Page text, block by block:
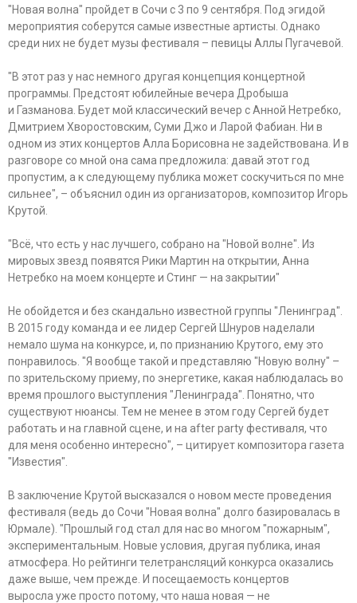
"Новая волна" пройдет в Сочи с 3 по 9 сентября. Под эгидой
мероприятия соберутся самые известные артисты. Однако
среди них не будет музы фестиваля – певицы Аллы Пугачевой.
"В этот раз у нас немного другая концепция концертной
программы. Предстоят юбилейные вечера Дробыша
и Газманова. Будет мой классический вечер с Анной Нетребко,
Дмитрием Хворостовским, Суми Джо и Ларой Фабиан. Ни в
одном из этих концертов Алла Борисовна не задействована. И в
разговоре со мной она сама предложила: давай этот год
пропустим, а к следующему публика может соскучиться по мне
сильнее", – объяснил один из организаторов, композитор Игорь
Крутой.
"Всё, что есть у нас лучшего, собрано на "Новой волне". Из
мировых звезд появятся Рики Мартин на открытии, Анна
Нетребко на моем концерте и Стинг — на закрытии"
Не обойдется и без скандально известной группы "Ленинград".
В 2015 году команда и ее лидер Сергей Шнуров наделали
немало шума на конкурсе, и, по признанию Крутого, ему это
понравилось. "Я вообще такой и представляю "Новую волну" –
по зрительскому приему, по энергетике, какая наблюдалась во
время прошлого выступления "Ленинграда". Понятно, что
существуют нюансы. Тем не менее в этом году Сергей будет
работать и на главной сцене, и на after party фестиваля, что
для меня особенно интересно", – цитирует композитора газета
"Известия".
В заключение Крутой высказался о новом месте проведения
фестиваля (ведь до Сочи "Новая волна" долго базировалась в
Юрмале). "Прошлый год стал для нас во многом "пожарным",
экспериментальным. Новые условия, другая публика, иная
атмосфера. Но рейтинги телетрансляций конкурса оказались
даже выше, чем прежде. И посещаемость концертов
выросла уже просто потому, что наша новая — не